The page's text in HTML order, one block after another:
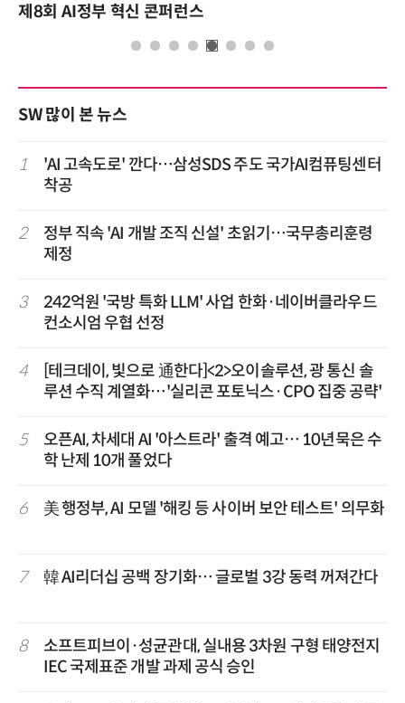
성과를 만드는 AI 에이전트 운영 전략 및 사례
SW 많이 본 뉴스
1
'AI 고속도로' 깐다…삼성SDS 주도 국가AI컴퓨팅센터
착공
2
정부 직속 'AI 개발 조직 신설' 초읽기…국무총리훈령
제정
3
242억원 '국방 특화 LLM' 사업 한화·네이버클라우드
컨소시엄 우협 선정
4
[테크데이, 빛으로 通한다]<2>오이솔루션, 광 통신 솔
루션 수직 계열화…'실리콘 포토닉스·CPO 집중 공략'
5
오픈AI, 차세대 AI '아스트라' 출격 예고… 10년묵은 수
학 난제 10개 풀었다
6 美 행정부, AI 모델 '해킹 등 사이버 보안 테스트' 의무화
7 韓 AI리더십 공백 장기화… 글로벌 3강 동력 꺼져간다
8
소프트피브이·성균관대, 실내용 3차원 구형 태양전지
IEC 국제표준 개발 과제 공식 승인